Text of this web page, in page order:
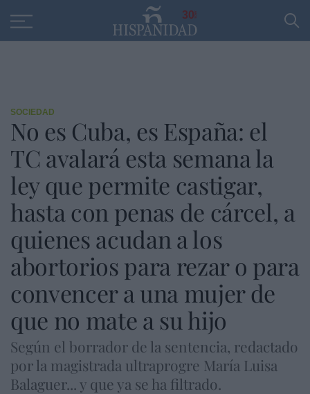
30
SOCIEDAD
No es Cuba, es España: el
TC avalará esta semana la
ley que permite castigar,
hasta con penas de cárcel, a
quienes acudan a los
abortorios para rezar o para
convencer a una mujer de
que no mate a su hijo
Según el borrador de la sentencia, redactado
por la magistrada ultraprogre María Luisa
Balaguer... y que ya se ha filtrado.